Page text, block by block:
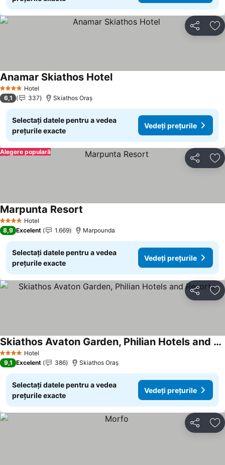
Distribuiți
4 Stele Hotel
Anamar Skiathos Hotel
6,1 337 Skiathos Oraș
Selectați datele pentru a vedea
prețurile exacte
Vedeți prețurile
Distribuiți
Alegere populară
4 Stele Hotel
Marpunta Resort
8,9 Excelent 1.669 Marpounda
Selectați datele pentru a vedea
prețurile exacte
Vedeți prețurile
Distribuiți
4 Stele Hotel
Skiathos Avaton Garden, Philian Hotels and Resorts
9,1 Excelent 386 Skiathos Oraș
Selectați datele pentru a vedea
prețurile exacte
Vedeți prețurile
Distribuiți